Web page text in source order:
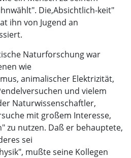
Die,Absichtlich-keit"
ihn von Jugend an
Naturforschung war
wie
animalischer Elektrizität,
und vielem
Naturwissenschaftler,
mit großem Interesse,
zu nutzen. Daß er behauptete,
sei
mußte seine Kollegen